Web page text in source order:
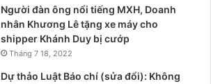
Người đàn ông nổi tiếng MXH, Doanh
nhân Khương Lê tặng xe máy cho
shipper Khánh Duy bị cướp
Tháng 7 18, 2022
Dự thảo Luật Báo chí (sửa đổi): Không